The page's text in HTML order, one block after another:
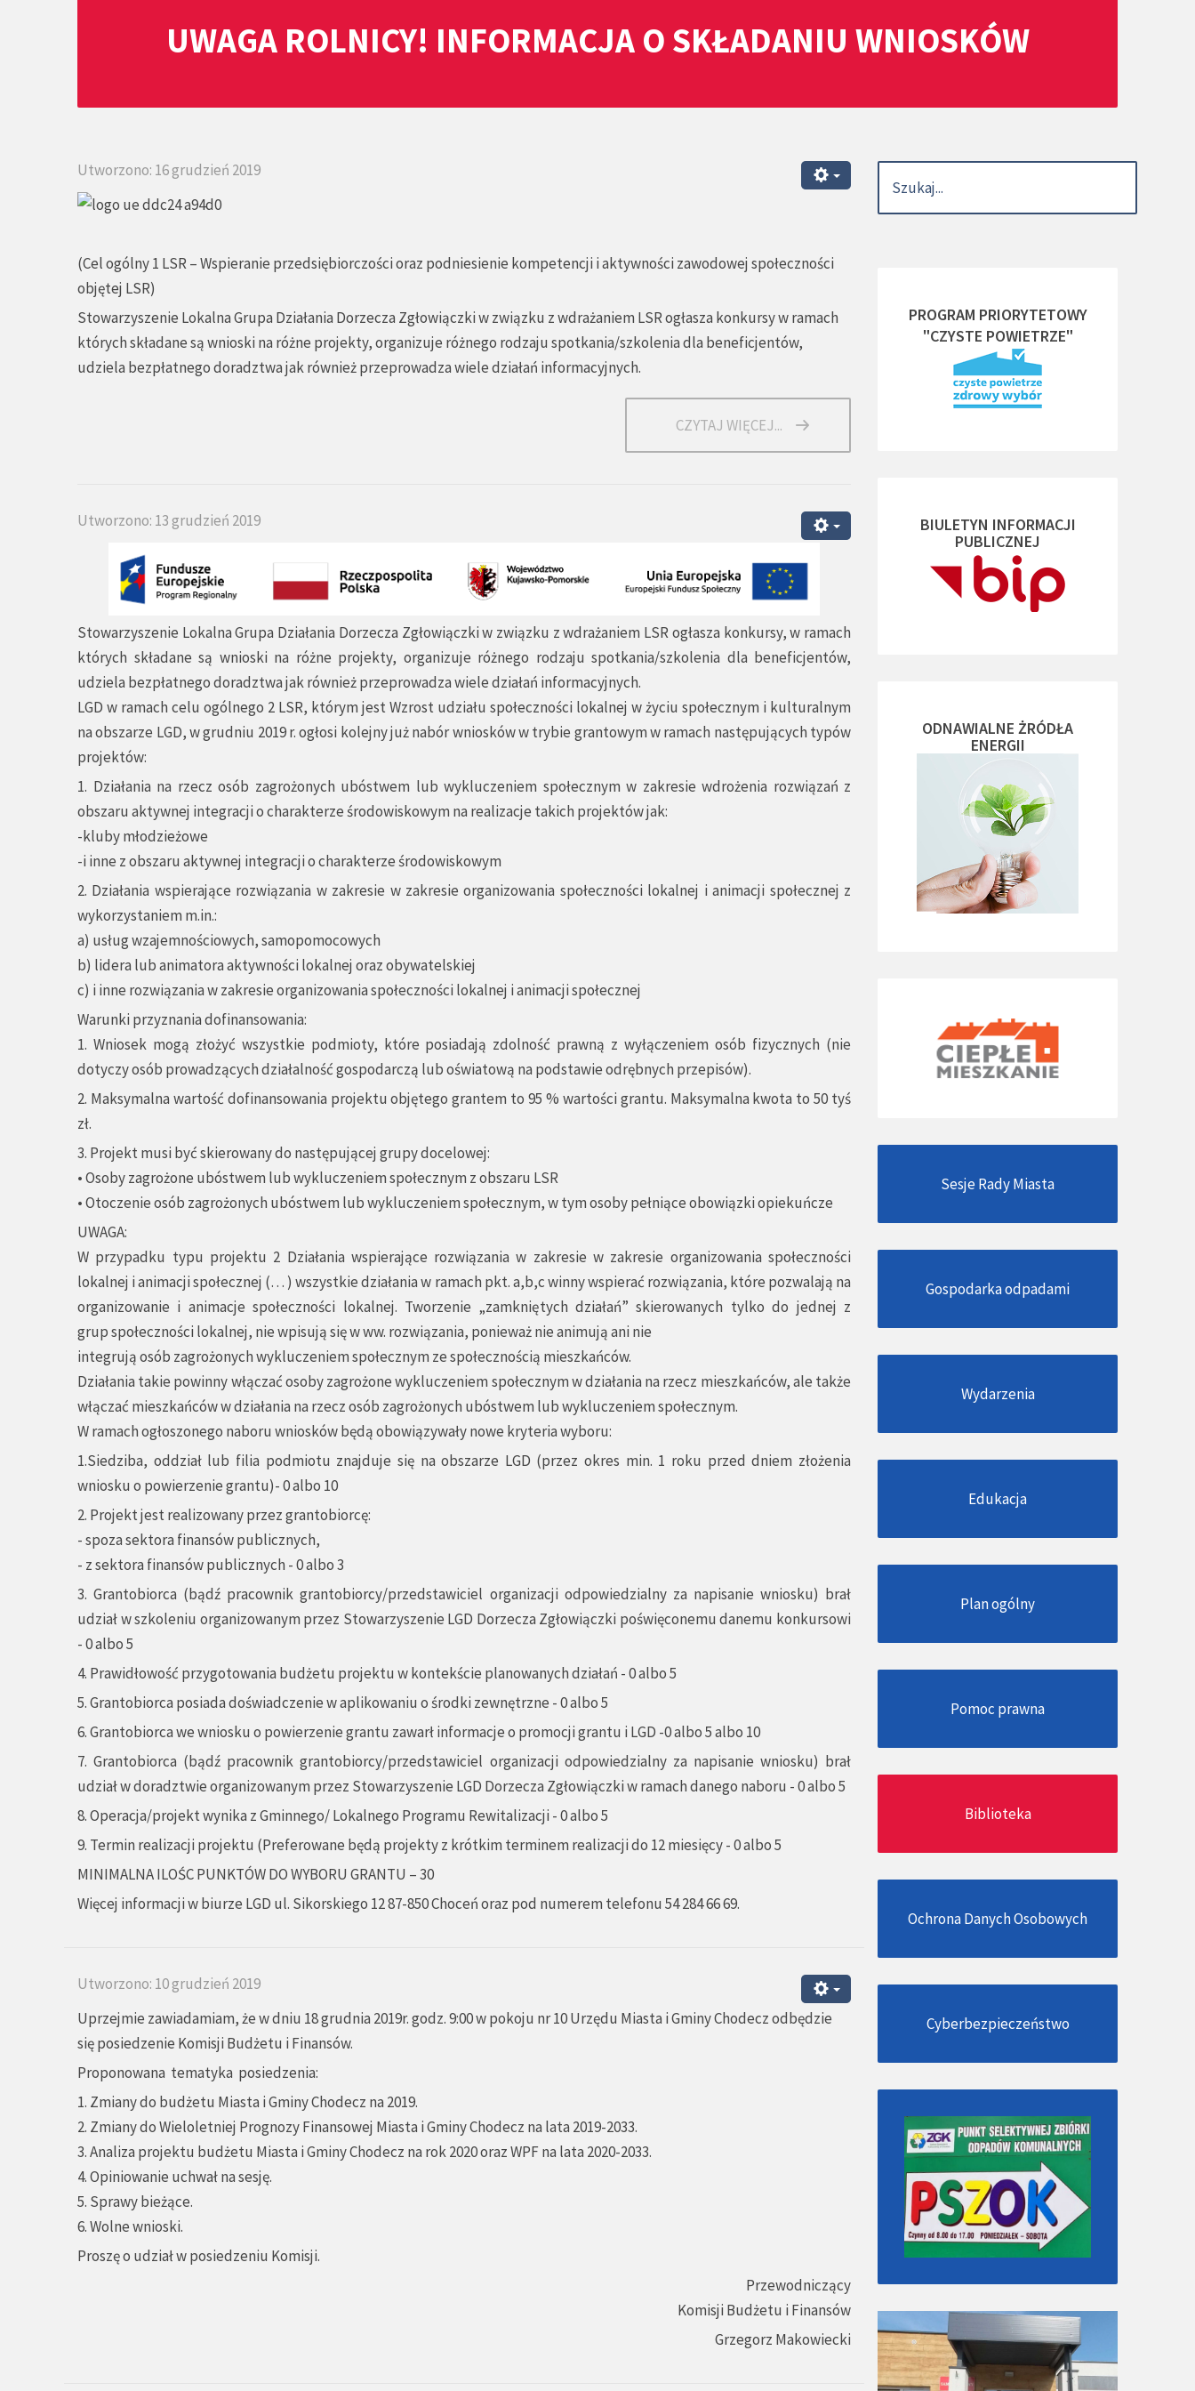
UWAGA ROLNICY! INFORMACJA O SKŁADANIU WNIOSKÓW
Utworzono: 16 grudzień 2019
(Cel ogólny 1 LSR – Wspieranie przedsiębiorczości oraz podniesienie kompetencji i aktywności zawodowej społeczności
objętej LSR)
Stowarzyszenie Lokalna Grupa Działania Dorzecza Zgłowiączki w związku z wdrażaniem LSR ogłasza konkursy w ramach
których składane są wnioski na różne projekty, organizuje różnego rodzaju spotkania/szkolenia dla beneficjentów,
udziela bezpłatnego doradztwa jak również przeprowadza wiele działań informacyjnych.
CZYTAJ WIĘCEJ...
Utworzono: 13 grudzień 2019
Stowarzyszenie Lokalna Grupa Działania Dorzecza Zgłowiączki w związku z wdrażaniem LSR ogłasza konkursy, w ramach
których składane są wnioski na różne projekty, organizuje różnego rodzaju spotkania/szkolenia dla beneficjentów,
udziela bezpłatnego doradztwa jak również przeprowadza wiele działań informacyjnych.
LGD w ramach celu ogólnego 2 LSR, którym jest Wzrost udziału społeczności lokalnej w życiu społecznym i kulturalnym
na obszarze LGD, w grudniu 2019 r. ogłosi kolejny już nabór wniosków w trybie grantowym w ramach następujących typów
projektów:
1. Działania na rzecz osób zagrożonych ubóstwem lub wykluczeniem społecznym w zakresie wdrożenia rozwiązań z
obszaru aktywnej integracji o charakterze środowiskowym na realizacje takich projektów jak:
-kluby młodzieżowe
-i inne z obszaru aktywnej integracji o charakterze środowiskowym
2. Działania wspierające rozwiązania w zakresie w zakresie organizowania społeczności lokalnej i animacji społecznej z
wykorzystaniem m.in.:
a) usług wzajemnościowych, samopomocowych
b) lidera lub animatora aktywności lokalnej oraz obywatelskiej
c) i inne rozwiązania w zakresie organizowania społeczności lokalnej i animacji społecznej
Warunki przyznania dofinansowania:
1. Wniosek mogą złożyć wszystkie podmioty, które posiadają zdolność prawną z wyłączeniem osób fizycznych (nie
dotyczy osób prowadzących działalność gospodarczą lub oświatową na podstawie odrębnych przepisów).
2. Maksymalna wartość dofinansowania projektu objętego grantem to 95 % wartości grantu. Maksymalna kwota to 50 tyś
zł.
3. Projekt musi być skierowany do następującej grupy docelowej:
• Osoby zagrożone ubóstwem lub wykluczeniem społecznym z obszaru LSR
• Otoczenie osób zagrożonych ubóstwem lub wykluczeniem społecznym, w tym osoby pełniące obowiązki opiekuńcze
UWAGA:
W przypadku typu projektu 2 Działania wspierające rozwiązania w zakresie w zakresie organizowania społeczności
lokalnej i animacji społecznej (… ) wszystkie działania w ramach pkt. a,b,c winny wspierać rozwiązania, które pozwalają na
organizowanie i animacje społeczności lokalnej. Tworzenie „zamkniętych działań” skierowanych tylko do jednej z
grup społeczności lokalnej, nie wpisują się w ww. rozwiązania, ponieważ nie animują ani nie
integrują osób zagrożonych wykluczeniem społecznym ze społecznością mieszkańców.
Działania takie powinny włączać osoby zagrożone wykluczeniem społecznym w działania na rzecz mieszkańców, ale także
włączać mieszkańców w działania na rzecz osób zagrożonych ubóstwem lub wykluczeniem społecznym.
W ramach ogłoszonego naboru wniosków będą obowiązywały nowe kryteria wyboru:
1.Siedziba, oddział lub filia podmiotu znajduje się na obszarze LGD (przez okres min. 1 roku przed dniem złożenia
wniosku o powierzenie grantu)- 0 albo 10
2. Projekt jest realizowany przez grantobiorcę:
- spoza sektora finansów publicznych,
- z sektora finansów publicznych - 0 albo 3
3. Grantobiorca (bądź pracownik grantobiorcy/przedstawiciel organizacji odpowiedzialny za napisanie wniosku) brał
udział w szkoleniu organizowanym przez Stowarzyszenie LGD Dorzecza Zgłowiączki poświęconemu danemu konkursowi
- 0 albo 5
4. Prawidłowość przygotowania budżetu projektu w kontekście planowanych działań - 0 albo 5
5. Grantobiorca posiada doświadczenie w aplikowaniu o środki zewnętrzne - 0 albo 5
6. Grantobiorca we wniosku o powierzenie grantu zawarł informacje o promocji grantu i LGD -0 albo 5 albo 10
7. Grantobiorca (bądź pracownik grantobiorcy/przedstawiciel organizacji odpowiedzialny za napisanie wniosku) brał
udział w doradztwie organizowanym przez Stowarzyszenie LGD Dorzecza Zgłowiączki w ramach danego naboru - 0 albo 5
8. Operacja/projekt wynika z Gminnego/ Lokalnego Programu Rewitalizacji - 0 albo 5
9. Termin realizacji projektu (Preferowane będą projekty z krótkim terminem realizacji do 12 miesięcy - 0 albo 5
MINIMALNA ILOŚC PUNKTÓW DO WYBORU GRANTU – 30
Więcej informacji w biurze LGD ul. Sikorskiego 12 87-850 Choceń oraz pod numerem telefonu 54 284 66 69.
Utworzono: 10 grudzień 2019
Uprzejmie zawiadamiam, że w dniu 18 grudnia 2019r. godz. 9:00 w pokoju nr 10 Urzędu Miasta i Gminy Chodecz odbędzie
się posiedzenie Komisji Budżetu i Finansów.
Proponowana tematyka posiedzenia:
1. Zmiany do budżetu Miasta i Gminy Chodecz na 2019.
2. Zmiany do Wieloletniej Prognozy Finansowej Miasta i Gminy Chodecz na lata 2019-2033.
3. Analiza projektu budżetu Miasta i Gminy Chodecz na rok 2020 oraz WPF na lata 2020-2033.
4. Opiniowanie uchwał na sesję.
5. Sprawy bieżące.
6. Wolne wnioski.
Proszę o udział w posiedzeniu Komisji.
Przewodniczący
Komisji Budżetu i Finansów
Grzegorz Makowiecki
PROGRAM PRIORYTETOWY
"CZYSTE POWIETRZE"
BIULETYN INFORMACJI
PUBLICZNEJ
ODNAWIALNE ŻRÓDŁA
ENERGII
Sesje Rady Miasta
Gospodarka odpadami
Wydarzenia
Edukacja
Plan ogólny
Pomoc prawna
Biblioteka
Ochrona Danych Osobowych
Cyberbezpieczeństwo